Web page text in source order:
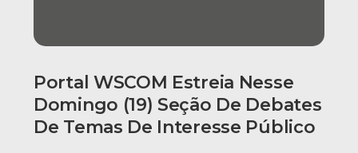
Portal WSCOM Estreia Nesse
Domingo (19) Seção De Debates
De Temas De Interesse Público